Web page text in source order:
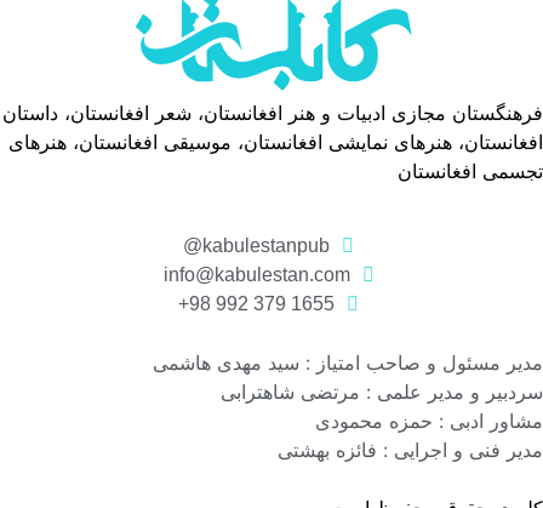
فرهنگستان مجازی ادبیات و هنر افغانستان، شعر افغانستان، داستان
افغانستان، هنرهای نمایشی افغانستان، موسیقی افغانستان، هنرهای
تجسمی افغانستان
kabulestanpub@
info@kabulestan.com
1655 379 992 98+
مدیر مسئول و صاحب امتیاز : سید مهدی هاشمی
سردبیر و مدیر علمی : مرتضی شاهترابی
مشاور ادبی : حمزه محمودی
مدیر فنی و اجرایی : فائزه بهشتی